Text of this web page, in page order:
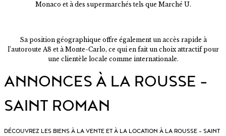
Monaco et à des supermarchés tels que Marché U.
Sa position géographique offre également un accès rapide à
l’autoroute A8 et à Monte-Carlo, ce qui en fait un choix attractif pour
une clientèle locale comme internationale.
ANNONCES À LA ROUSSE –
SAINT ROMAN
DÉCOUVREZ LES BIENS À LA VENTE ET À LA LOCATION À LA ROUSSE – SAINT